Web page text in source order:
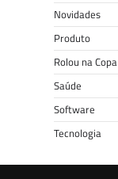
Novidades
Produto
Rolou na Copa
Saúde
Software
Tecnologia